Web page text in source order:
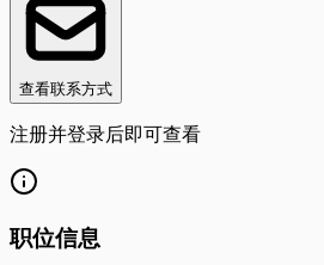
查看联系方式
注册并登录后即可查看
职位信息